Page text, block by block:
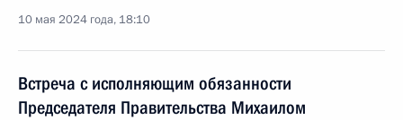
10 мая 2024 года, 18:10
Встреча с исполняющим обязанности
Председателя Правительства Михаилом